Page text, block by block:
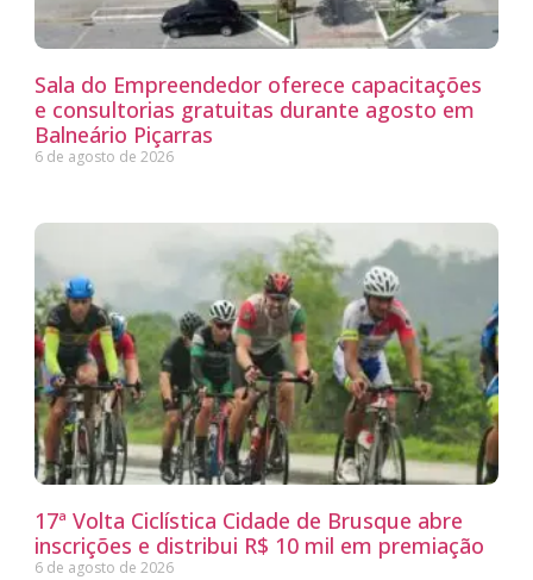
Sala do Empreendedor oferece capacitações
e consultorias gratuitas durante agosto em
Balneário Piçarras
6 de agosto de 2026
17ª Volta Ciclística Cidade de Brusque abre
inscrições e distribui R$ 10 mil em premiação
6 de agosto de 2026